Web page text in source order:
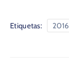
Etiquetas: 2016